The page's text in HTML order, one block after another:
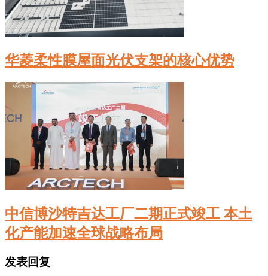
华菱柔性膜屋面光伏支架的核心优势
中信博沙特吉达工厂二期正式竣工 本土
化产能加速全球战略布局
发表回复